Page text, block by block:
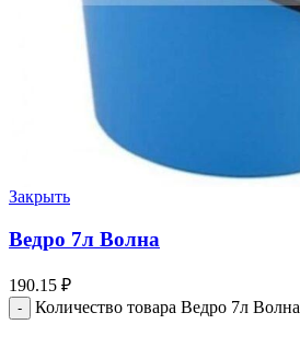
Закрыть
Ведро 7л Волна
190.15 ₽
Количество товара Ведро 7л Волна